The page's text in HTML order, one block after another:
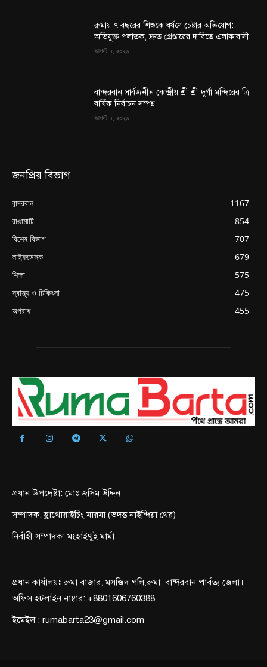
রুমায় ৭ বছরের শিশুকে ধর্ষণে চেষ্টার অভিযোগ:
অভিযুক্ত পলাতক, দ্রুত গ্রেপ্তারের দাবিতে এলাকাবাসী
আগস্ট ৭, ২০২৬
বান্দরবান সার্বজনীন কেন্দ্রীয় শ্রী শ্রী দুর্গা মন্দিরের ত্রি
বার্ষিক নির্বাচন সম্পন্ন
আগস্ট ৭, ২০২৬
জনপ্রিয় বিভাগ
বান্দরবান
1167
রাঙামাটি
854
বিশেষ বিভাগ
707
লাইফডেস্ক
679
শিক্ষা
575
স্বাস্থ্য ও চিকিৎসা
475
অপরাধ
455
প্রধান উপদেষ্টা: মোঃ জসিম উদ্দিন
সম্পাদক: হ্লাথোয়াইচিং মারমা (ভদন্ত নাইন্দিয়া থের)
নির্বাহী সম্পাদক: মংহাইথুই মার্মা
প্রধান কার্যালয়ঃ রুমা বাজার, মসজিদ গলি,রুমা, বান্দরবান পার্বত্য জেলা।
অফিস হটলাইন নাম্বার: +8801606760388
ইমেইল : rumabarta23@gmail.com